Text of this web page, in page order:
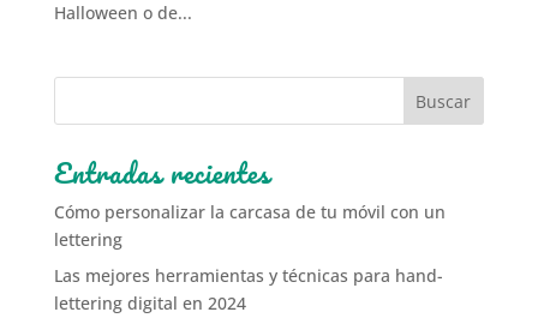
Halloween o de...
Entradas recientes
Cómo personalizar la carcasa de tu móvil con un
lettering
Las mejores herramientas y técnicas para hand-
lettering digital en 2024